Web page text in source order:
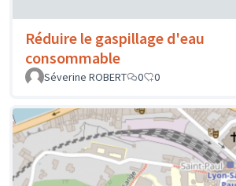
Réduire le gaspillage d'eau
consommable
Séverine ROBERT
0 0